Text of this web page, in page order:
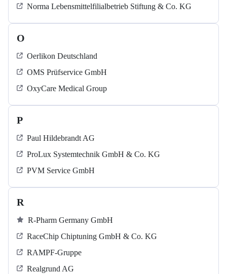
Norma Lebensmittelfilialbetrieb Stiftung & Co. KG
O
Oerlikon Deutschland
OMS Prüfservice GmbH
OxyCare Medical Group
P
Paul Hildebrandt AG
ProLux Systemtechnik GmbH & Co. KG
PVM Service GmbH
R
R-Pharm Germany GmbH
RaceChip Chiptuning GmbH & Co. KG
RAMPF-Gruppe
Realgrund AG